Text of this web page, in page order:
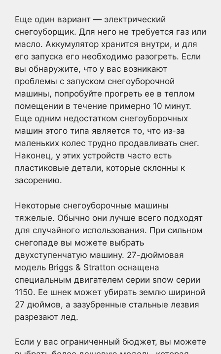
Еще один вариант — электрический
снегоуборщик. Для него не требуется газ или
масло. Аккумулятор хранится внутри, и для
его запуска его необходимо разогреть. Если
вы обнаружите, что у вас возникают
проблемы с запуском снегоуборочной
машины, попробуйте прогреть ее в теплом
помещении в течение примерно 10 минут.
Еще одним недостатком снегоуборочных
машин этого типа является то, что из-за
маленьких колес трудно продавливать снег.
Наконец, у этих устройств часто есть
пластиковые детали, которые склонны к
засорению.
Некоторые снегоуборочные машины
тяжелые. Обычно они лучше всего подходят
для случайного использования. При сильном
снегопаде вы можете выбрать
двухступенчатую машину. 27-дюймовая
модель Briggs & Stratton оснащена
специальным двигателем серии snow серии
1150. Ее шнек может убирать землю шириной
27 дюймов, а зазубренные стальные лезвия
разрезают лед.
Если у вас ограниченный бюджет, вы можете